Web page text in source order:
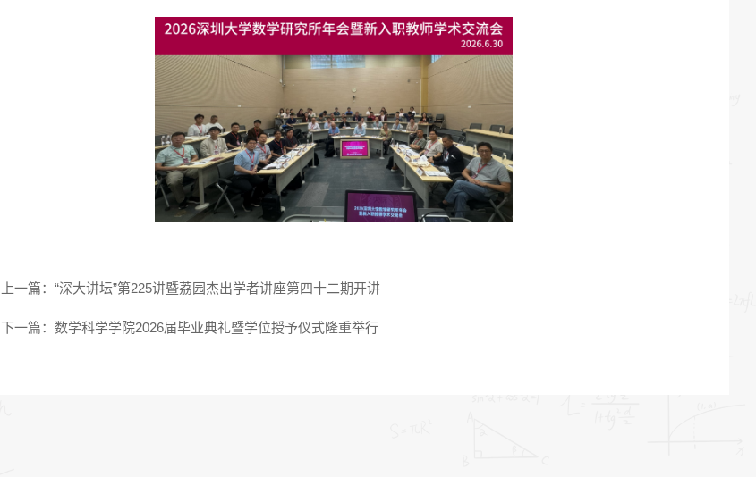
上一篇： “深大讲坛”第225讲暨荔园杰出学者讲座第四十二期开讲
下一篇： 数学科学学院2026届毕业典礼暨学位授予仪式隆重举行